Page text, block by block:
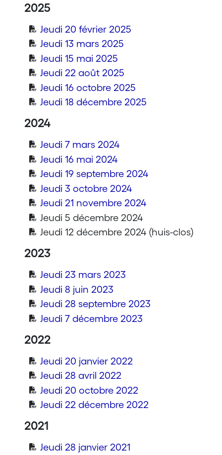
2025
Jeudi 20 février 2025
Jeudi 13 mars 2025
Jeudi 15 mai 2025
Jeudi 22 août 2025
Jeudi 16 octobre 2025
Jeudi 18 décembre 2025
2024
Jeudi 7 mars 2024
Jeudi 16 mai 2024
Jeudi 19 septembre 2024
Jeudi 3 octobre 2024
Jeudi 21 novembre 2024
Jeudi 5 décembre 2024
Jeudi 12 décembre 2024 (huis-clos)
2023
Jeudi 23 mars 2023
Jeudi 8 juin 2023
Jeudi 28 septembre 2023
Jeudi 7 décembre 2023
2022
Jeudi 20 janvier 2022
Jeudi 28 avril 2022
Jeudi 20 octobre 2022
Jeudi 22 décembre 2022
2021
Jeudi 28 janvier 2021